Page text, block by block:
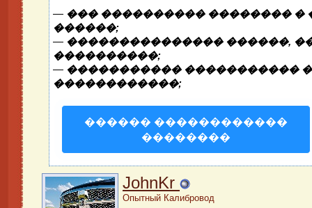
— ��� ���������� �������� �
������;
— ��������������� ������,
����������;
— ����������� �����������
������������;
������ ������������
��������
JohnKr
Опытный Калибровод